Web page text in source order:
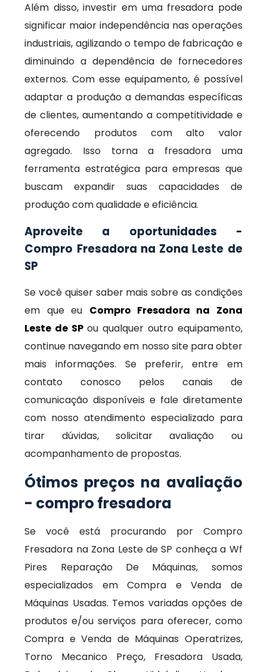
Além disso, investir em uma fresadora pode
significar maior independência nas operações
industriais, agilizando o tempo de fabricação e
diminuindo a dependência de fornecedores
externos. Com esse equipamento, é possível
adaptar a produção a demandas específicas
de clientes, aumentando a competitividade e
oferecendo produtos com alto valor
agregado. Isso torna a fresadora uma
ferramenta estratégica para empresas que
buscam expandir suas capacidades de
produção com qualidade e eficiência.
Aproveite a oportunidades -
Compro Fresadora na Zona Leste de
SP
Se você quiser saber mais sobre as condições
em que eu Compro Fresadora na Zona
Leste de SP ou qualquer outro equipamento,
continue navegando em nosso site para obter
mais informações. Se preferir, entre em
contato conosco pelos canais de
comunicação disponíveis e fale diretamente
com nosso atendimento especializado para
tirar dúvidas, solicitar avaliação ou
acompanhamento de propostas.
Ótimos preços na avaliação
- compro fresadora
Se você está procurando por Compro
Fresadora na Zona Leste de SP conheça a Wf
Pires Reparação De Máquinas, somos
especializados em Compra e Venda de
Máquinas Usadas. Temos variadas opções de
produtos e/ou serviços para oferecer, como
Compra e Venda de Máquinas Operatrizes,
Torno Mecanico Preço, Fresadora Usada,